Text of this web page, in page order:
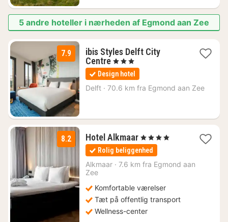
5 andre hoteller i nærheden af Egmond aan Zee
7.9
ibis Styles Delft City
Centre1
nat
fra
823
, 3 Stjerner
Design hotel
Delft · 70.6 km fra Egmond aan Zee
8.2 Hotel Alkmaar1
nat
fra
718
, 4 Stjerner
Rolig beliggenhed
Alkmaar · 7.6 km fra Egmond aan
Zee
Komfortable værelser
Tæt på offentlig transport
Wellness-center